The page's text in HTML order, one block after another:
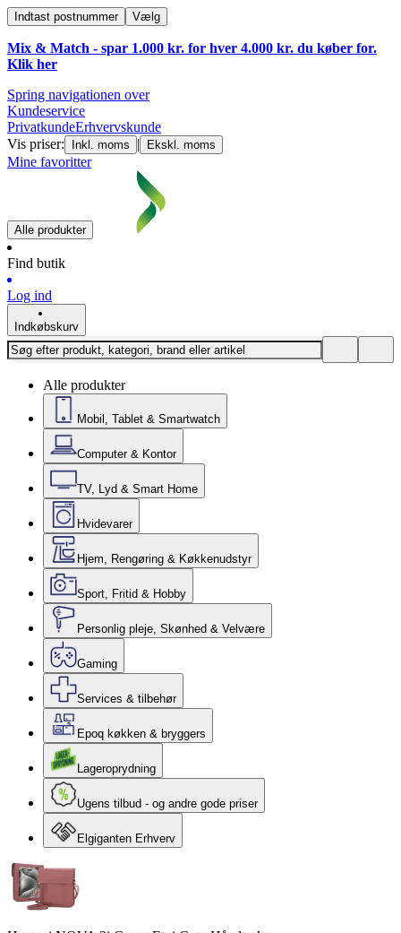
Indtast postnummer Vælg
Mix & Match - spar 1.000 kr. for hver 4.000 kr. du køber for.
Klik her
Spring navigationen over
Kundeservice
PrivatkundeErhvervskunde
Vis priser:
Inkl. moms | Ekskl. moms
Mine favoritter
Alle produkter
Find butik
Log ind
Indkøbskurv
Alle produkter
Mobil, Tablet & Smartwatch
Computer & Kontor
TV, Lyd & Smart Home
Hvidevarer
Hjem, Rengøring & Køkkenudstyr
Sport, Fritid & Hobby
Personlig pleje, Skønhed & Velvære
Gaming
Services & tilbehør
Epoq køkken & bryggers
Lageroprydning
Ugens tilbud - og andre gode priser
Elgiganten Erhverv